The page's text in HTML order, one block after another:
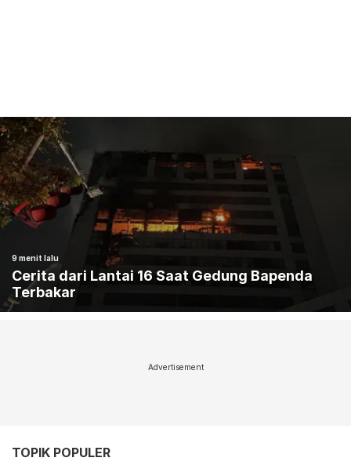
9 menit lalu
Cerita dari Lantai 16 Saat Gedung Bapenda
Terbakar
Advertisement
TOPIK POPULER